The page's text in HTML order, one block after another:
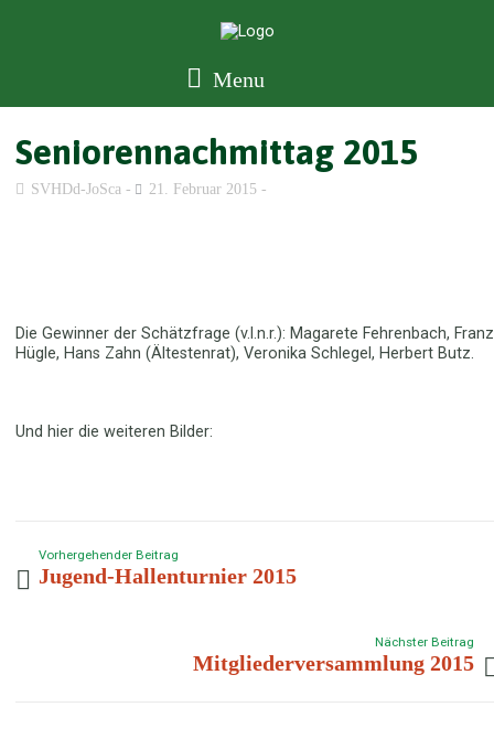
Menu
Seniorennachmittag 2015
SVHDd-JoSca 21. Februar 2015
Die Gewinner der Schätzfrage (v.l.n.r.): Magarete Fehrenbach, Franz
Hügle, Hans Zahn (Ältestenrat), Veronika Schlegel, Herbert Butz.
Und hier die weiteren Bilder:
Vorhergehender Beitrag
Jugend-Hallenturnier 2015
Nächster Beitrag
Mitgliederversammlung 2015